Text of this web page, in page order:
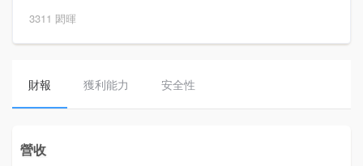
3311 閎暉
財報 獲利能力 安全性
營收